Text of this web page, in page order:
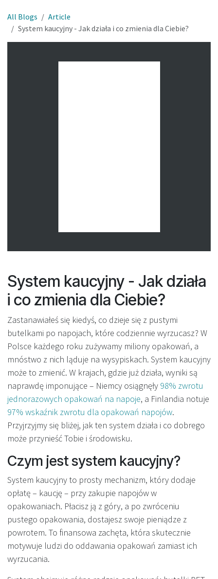
All Blogs
Article
System kaucyjny - Jak działa i co zmienia dla Ciebie?
System kaucyjny - Jak działa
i co zmienia dla Ciebie?
Zastanawiałeś się kiedyś, co dzieje się z pustymi
butelkami po napojach, które codziennie wyrzucasz? W
Polsce każdego roku zużywamy miliony opakowań, a
mnóstwo z nich ląduje na wysypiskach. System kaucyjny
może to zmienić. W krajach, gdzie już działa, wyniki są
naprawdę imponujące – Niemcy osiągnęły 98% zwrotu
jednorazowych opakowań na napoje, a Finlandia notuje
97% wskaźnik zwrotu dla opakowań napojów.
Przyjrzyjmy się bliżej, jak ten system działa i co dobrego
może przynieść Tobie i środowisku.
Czym jest system kaucyjny?
System kaucyjny to prosty mechanizm, który dodaje
opłatę – kaucję – przy zakupie napojów w
opakowaniach. Płacisz ją z góry, a po zwróceniu
pustego opakowania, dostajesz swoje pieniądze z
powrotem. To finansowa zachęta, która skutecznie
motywuje ludzi do oddawania opakowań zamiast ich
wyrzucania.